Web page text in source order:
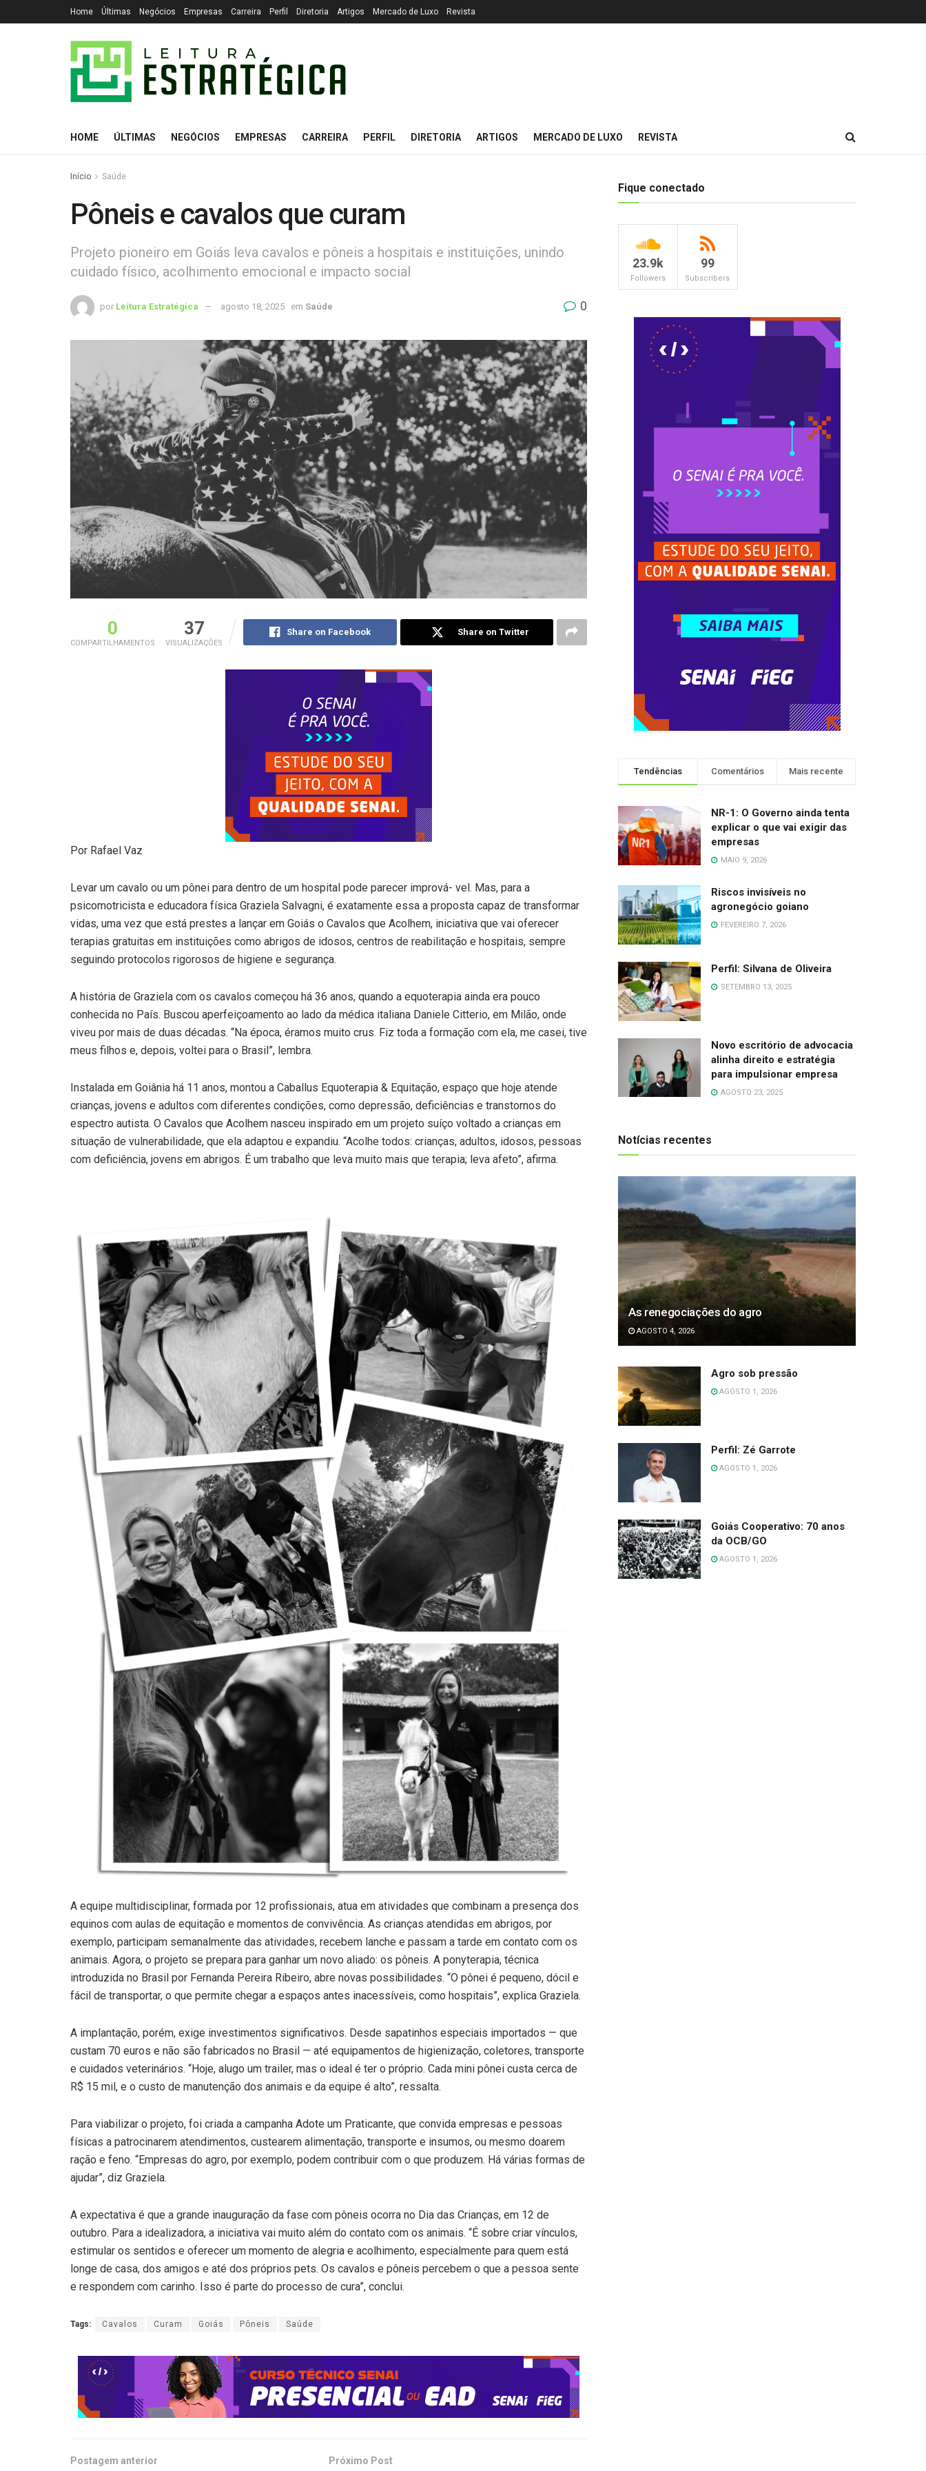
Home Últimas Negócios Empresas Carreira Perfil Diretoria Artigos Mercado de Luxo Revista
HOME ÚLTIMAS NEGÓCIOS EMPRESAS CARREIRA PERFIL DIRETORIA ARTIGOS MERCADO DE LUXO REVISTA
Início Saúde
Pôneis e cavalos que curam
Projeto pioneiro em Goiás leva cavalos e pôneis a hospitais e instituições, unindo
cuidado físico, acolhimento emocional e impacto social
por Leitura Estratégica agosto 18, 2025 em Saúde 0
0
COMPARTILHAMENTOS
37
VISUALIZAÇÕES
Share on Facebook Share on Twitter
Por Rafael Vaz
Levar um cavalo ou um pônei para dentro de um hospital pode parecer imprová- vel. Mas, para a
psicomotricista e educadora física Graziela Salvagni, é exatamente essa a proposta capaz de transformar
vidas, uma vez que está prestes a lançar em Goiás o Cavalos que Acolhem, iniciativa que vai oferecer
terapias gratuitas em instituições como abrigos de idosos, centros de reabilitação e hospitais, sempre
seguindo protocolos rigorosos de higiene e segurança.
A história de Graziela com os cavalos começou há 36 anos, quando a equoterapia ainda era pouco
conhecida no País. Buscou aperfeiçoamento ao lado da médica italiana Daniele Citterio, em Milão, onde
viveu por mais de duas décadas. “Na época, éramos muito crus. Fiz toda a formação com ela, me casei, tive
meus filhos e, depois, voltei para o Brasil”, lembra.
Instalada em Goiânia há 11 anos, montou a Caballus Equoterapia & Equitação, espaço que hoje atende
crianças, jovens e adultos com diferentes condições, como depressão, deficiências e transtornos do
espectro autista. O Cavalos que Acolhem nasceu inspirado em um projeto suíço voltado a crianças em
situação de vulnerabilidade, que ela adaptou e expandiu. “Acolhe todos: crianças, adultos, idosos, pessoas
com deficiência, jovens em abrigos. É um trabalho que leva muito mais que terapia; leva afeto”, afirma.
A equipe multidisciplinar, formada por 12 profissionais, atua em atividades que combinam a presença dos
equinos com aulas de equitação e momentos de convivência. As crianças atendidas em abrigos, por
exemplo, participam semanalmente das atividades, recebem lanche e passam a tarde em contato com os
animais. Agora, o projeto se prepara para ganhar um novo aliado: os pôneis. A ponyterapia, técnica
introduzida no Brasil por Fernanda Pereira Ribeiro, abre novas possibilidades. “O pônei é pequeno, dócil e
fácil de transportar, o que permite chegar a espaços antes inacessíveis, como hospitais”, explica Graziela.
A implantação, porém, exige investimentos significativos. Desde sapatinhos especiais importados — que
custam 70 euros e não são fabricados no Brasil — até equipamentos de higienização, coletores, transporte
e cuidados veterinários. “Hoje, alugo um trailer, mas o ideal é ter o próprio. Cada mini pônei custa cerca de
R$ 15 mil, e o custo de manutenção dos animais e da equipe é alto”, ressalta.
Para viabilizar o projeto, foi criada a campanha Adote um Praticante, que convida empresas e pessoas
físicas a patrocinarem atendimentos, custearem alimentação, transporte e insumos, ou mesmo doarem
ração e feno. “Empresas do agro, por exemplo, podem contribuir com o que produzem. Há várias formas de
ajudar”, diz Graziela.
A expectativa é que a grande inauguração da fase com pôneis ocorra no Dia das Crianças, em 12 de
outubro. Para a idealizadora, a iniciativa vai muito além do contato com os animais. “É sobre criar vínculos,
estimular os sentidos e oferecer um momento de alegria e acolhimento, especialmente para quem está
longe de casa, dos amigos e até dos próprios pets. Os cavalos e pôneis percebem o que a pessoa sente
e respondem com carinho. Isso é parte do processo de cura”, conclui.
Tags: Cavalos Curam Goiás Pôneis Saúde
Postagem anterior Próximo Post
Fique conectado
23.9k
Followers
99
Subscribers
Tendências Comentários Mais recente
NR-1: O Governo ainda tenta
explicar o que vai exigir das
empresas
MAIO 9, 2026
Riscos invisíveis no
agronegócio goiano
FEVEREIRO 7, 2026
Perfil: Silvana de Oliveira
SETEMBRO 13, 2025
Novo escritório de advocacia
alinha direito e estratégia
para impulsionar empresa
AGOSTO 23, 2025
Notícias recentes
As renegociações do agro
AGOSTO 4, 2026
Agro sob pressão
AGOSTO 1, 2026
Perfil: Zé Garrote
AGOSTO 1, 2026
Goiás Cooperativo: 70 anos
da OCB/GO
AGOSTO 1, 2026